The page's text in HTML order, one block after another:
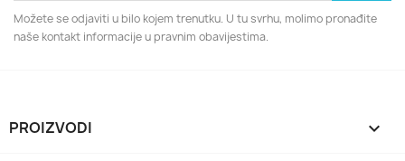
Možete se odjaviti u bilo kojem trenutku. U tu svrhu, molimo pronađite
naše kontakt informacije u pravnim obavijestima.
PROIZVODI 